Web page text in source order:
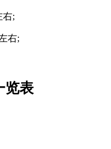
右;
右;
览表